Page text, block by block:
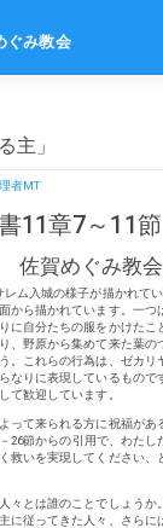
ぐみ教会
主」
者MT
11章7～11節
佐賀めぐみ
ム入城の様子が描かれて
から描かれています。一つ
に自分たちの服をかけたこ
、野原から集めて来た葉の
。これらの行為は、ゼカリ
なりに表現しているもので
て歓迎しています。
って来られる方に祝福があ
26節からの引用で、わた
救いを実現してください、
々とは誰のことでしょうか
に従ってきた人々、さらに